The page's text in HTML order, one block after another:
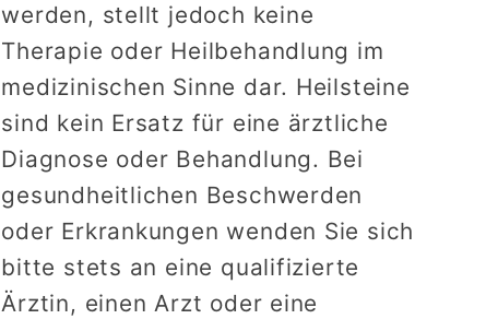
werden, stellt jedoch keine
Therapie oder Heilbehandlung im
medizinischen Sinne dar. Heilsteine
sind kein Ersatz für eine ärztliche
Diagnose oder Behandlung. Bei
gesundheitlichen Beschwerden
oder Erkrankungen wenden Sie sich
bitte stets an eine qualifizierte
Ärztin, einen Arzt oder eine